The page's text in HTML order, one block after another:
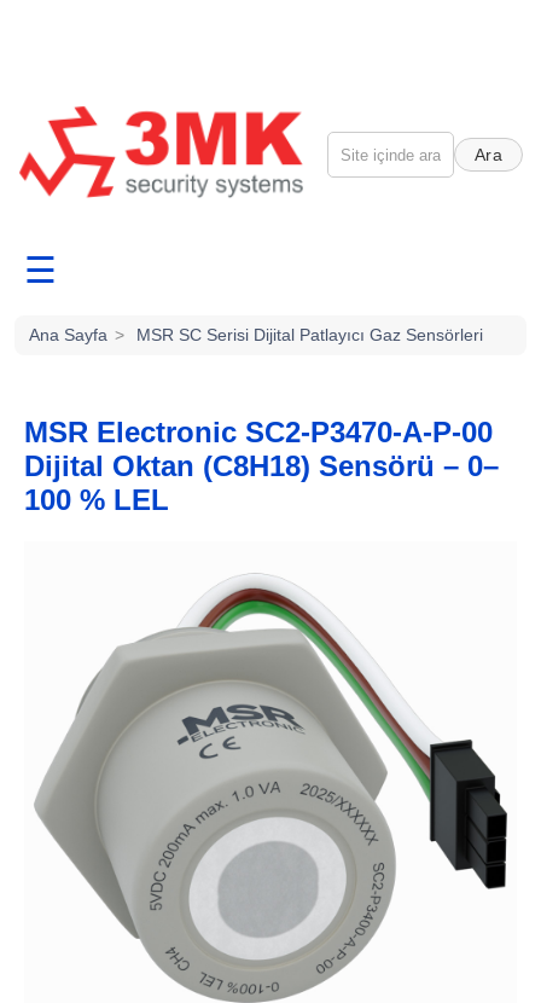
Ara
☰
Ana Sayfa > MSR SC Serisi Dijital Patlayıcı Gaz Sensörleri
MSR Electronic SC2-P3470-A-P-00
Dijital Oktan (C8H18) Sensörü – 0–
100 % LEL